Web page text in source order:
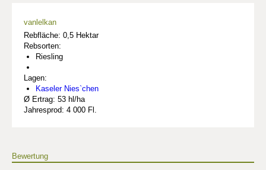
vanlelkan
Rebfläche: 0,5 Hektar
Rebsorten:
Riesling
Lagen:
Kaseler Nies`chen
Ø Ertrag: 53 hl/ha
Jahresprod: 4 000 Fl.
Bewertung